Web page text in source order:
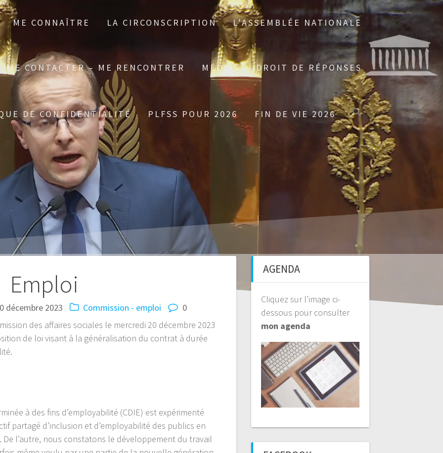
ME CONNAÎTRE LA CIRCONSCRIPTION L’ASSEMBLÉE NATIONALE
ME CONTACTER – ME RENCONTRER MÉDIAS DROIT DE RÉPONSES
DE CONFIDENTIALITÉ PLFSS POUR 2026 FIN DE VIE 2026
Emploi
décembre 2023 Commission - emploi
0
des affaires sociales le mercredi 20 décembre 2023
de loi visant à la généralisation du contrat à durée
à des fins d’employabilité (CDIE) est expérimenté
partagé d’inclusion et d’employabilité des publics en
l’autre, nous constatons le développement du travail
AGENDA
Cliquez sur l’image ci-
dessous pour consulter
mon agenda